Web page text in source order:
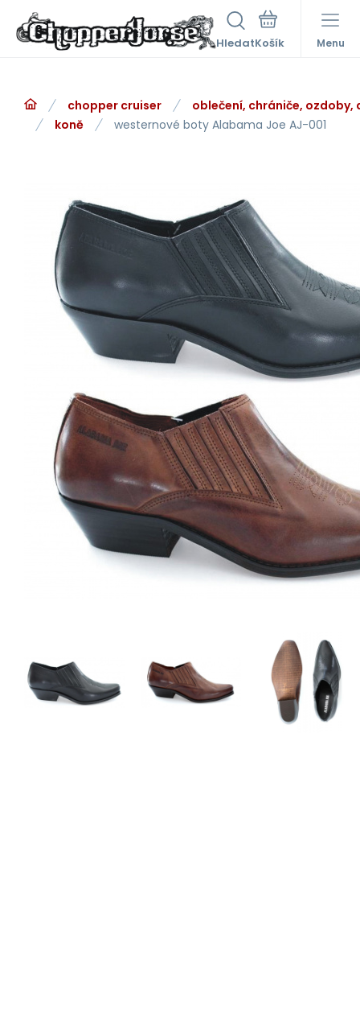
Hledat Menu
chopper cruiser
oblečení, chrániče, ozdoby,
koně
westernové boty Alabama Joe AJ-001